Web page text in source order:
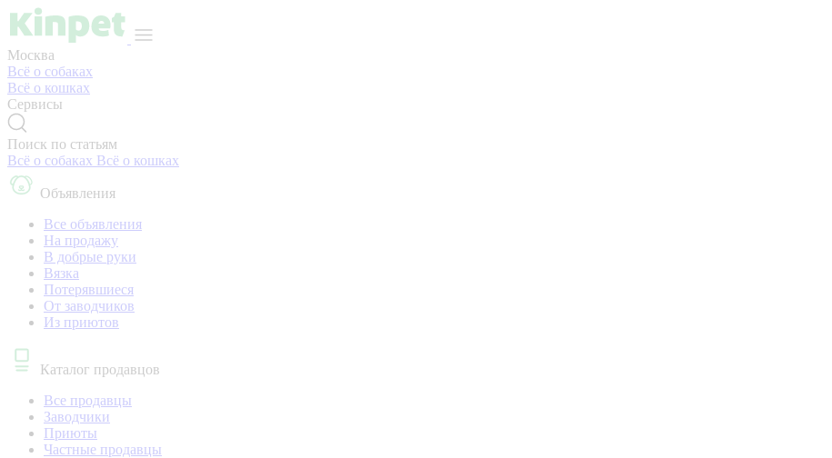
Москва
Всё о собаках
Всё о кошках
Сервисы
Поиск по статьям
Всё о собаках Всё о кошках
Объявления
Все объявления
На продажу
В добрые руки
Вязка
Потерявшиеся
От заводчиков
Из приютов
Каталог продавцов
Все продавцы
Заводчики
Приюты
Частные продавцы